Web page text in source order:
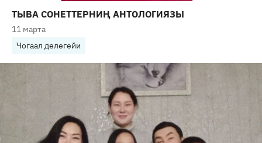
ТЫВА СОНЕТТЕРНИҢ АНТОЛОГИЯЗЫ
11 марта
Чогаал делегейи